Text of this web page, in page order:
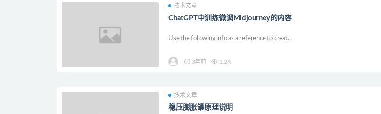
技术文章
ChatGPT中训练微调Midjourney的内容
Use the following info as a reference to creat...
3年前 1.2K
技术文章
稳压膨胀罐原理说明